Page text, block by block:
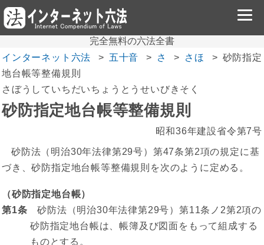
完全無料の六法全書
インターネット六法
五十音 さ さほ
砂防指定
地台帳等整備規則
さぼうしていちだいちょうとうせいびきそく
砂防指定地台帳等整備規則
昭和36年建設省令第7号
砂防法（明治30年法律第29号）第47条第2項の規定に基
づき、砂防指定地台帳等整備規則を次のように定める。
（砂防指定地台帳）
第1条 砂防法（明治30年法律第29号）第11条ノ2第2項の
砂防指定地台帳は、帳簿及び図面をもって組成する
ものとする。